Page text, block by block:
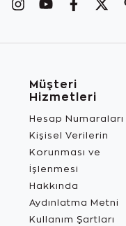
Müşteri
Hizmetleri
Hesap Numaraları
Kişisel Verilerin
Korunması ve
İşlenmesi
Hakkında
Aydınlatma Metni
Kullanım Şartları